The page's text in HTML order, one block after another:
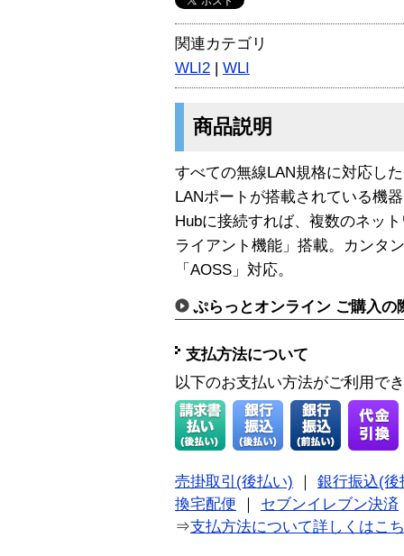
関連カテゴリ
WLI2 | WLI
商品説明
すべての無線LAN規格に対応し
LANポートが搭載されている機
Hubに接続すれば、複数のネッ
ライアント機能」搭載。カンタ
「AOSS」対応。
ぷらっとオンライン ご購入の
支払方法について
以下のお支払い方法がご利用で
売掛取引(後払い)
銀行振込(後
換宅配便
セブンイレブン決済
⇒支払方法について詳しくはこ